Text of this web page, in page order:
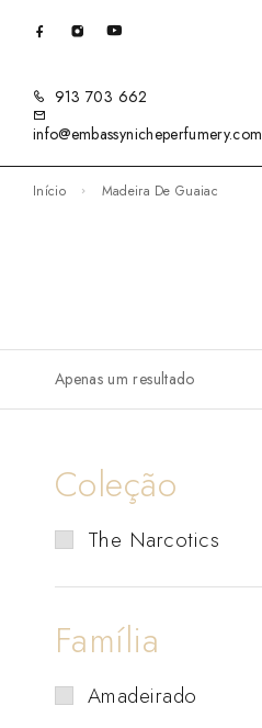
913 703 662
info@embassynicheperfumery.com
Início Madeira De Guaiac
Apenas um resultado
Coleção
The Narcotics
Família
Amadeirado